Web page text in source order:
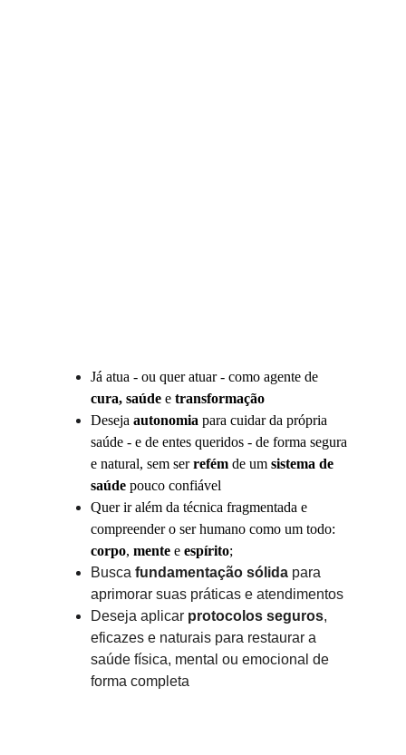
Já atua - ou quer atuar - como agente de
cura, saúde e transformação
Deseja autonomia para cuidar da própria
saúde - e de entes queridos - de forma segura
e natural, sem ser refém de um sistema de
saúde pouco confiável
Quer ir além da técnica fragmentada e
compreender o ser humano como um todo:
corpo, mente e espírito;
Busca fundamentação sólida para
aprimorar suas práticas e atendimentos
Deseja aplicar protocolos seguros,
eficazes e naturais para restaurar a
saúde física, mental ou emocional de
forma completa